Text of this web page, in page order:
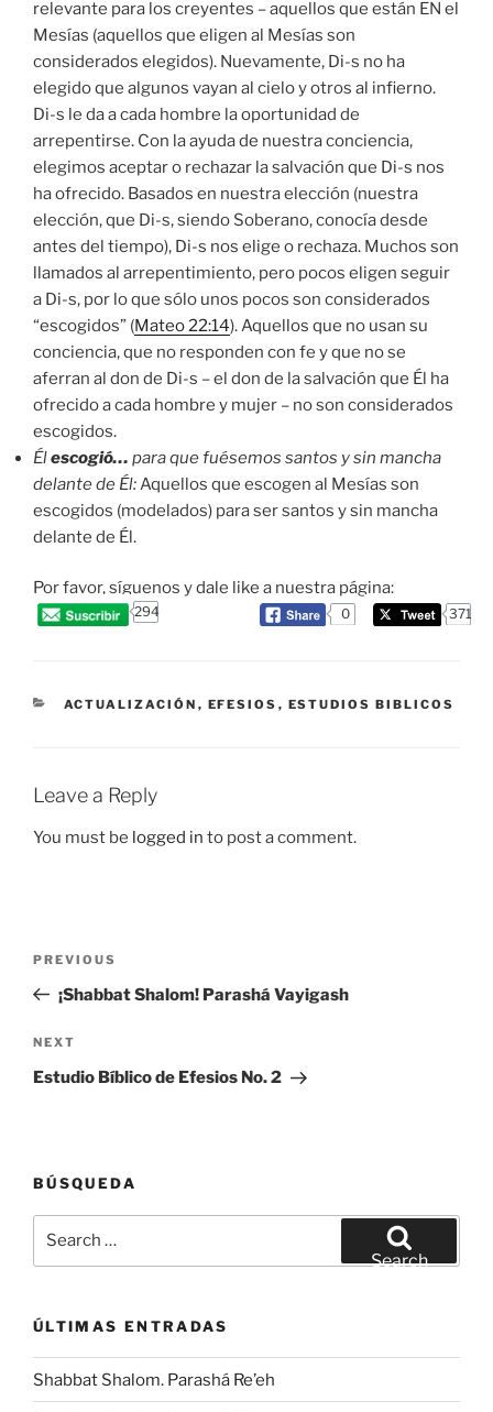
relevante para los creyentes – aquellos que están EN el
Mesías (aquellos que eligen al Mesías son
considerados elegidos). Nuevamente, Di-s no ha
elegido que algunos vayan al cielo y otros al infierno.
Di-s le da a cada hombre la oportunidad de
arrepentirse. Con la ayuda de nuestra conciencia,
elegimos aceptar o rechazar la salvación que Di-s nos
ha ofrecido. Basados en nuestra elección (nuestra
elección, que Di-s, siendo Soberano, conocía desde
antes del tiempo), Di-s nos elige o rechaza. Muchos son
llamados al arrepentimiento, pero pocos eligen seguir
a Di-s, por lo que sólo unos pocos son considerados
“escogidos” (Mateo 22:14). Aquellos que no usan su
conciencia, que no responden con fe y que no se
aferran al don de Di-s – el don de la salvación que Él ha
ofrecido a cada hombre y mujer – no son considerados
escogidos.
Élescogió… para que fuésemos santos y sin mancha
delante de Él:Aquellos que escogen al Mesías son
escogidos (modelados) para ser santos y sin mancha
delante de Él.
Por favor, síguenos y dale like a nuestra página:
294 0 371
CATEGORIES
ACTUALIZACIÓN , EFESIOS , ESTUDIOS BIBLICOS
Leave a Reply
You must be logged in to post a comment.
Previous
Post
PREVIOUS
¡Shabbat Shalom! Parashá Vayigash
Next
Post
NEXT
Estudio Bíblico de Efesios No. 2
BÚSQUEDA
Search
ÚLTIMAS ENTRADAS
Shabbat Shalom. Parashá Re’eh